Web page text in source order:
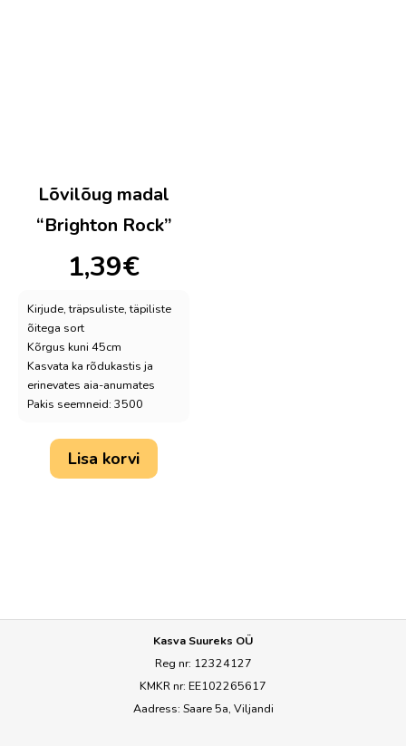
Lõvilõug madal
“Brighton Rock”
1,39€
Kirjude, träpsuliste, täpiliste
õitega sort
Kõrgus kuni 45cm
Kasvata ka rõdukastis ja
erinevates aia-anumates
Pakis seemneid: 3500
Lisa korvi
Kasva Suureks OÜ
Reg nr: 12324127
KMKR nr: EE102265617
Aadress: Saare 5a, Viljandi